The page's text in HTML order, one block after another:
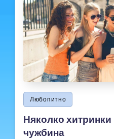
Posted
in
Любопитно
Няколко
чужбина